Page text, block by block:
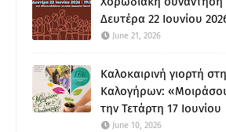
Δευτέρα 22 Ιουνίου
June 21, 2026
Καλοκαιρινή γιορτή
Καλογήρων:
την Τετάρτη 17 Ιουνίου
June 10, 2026